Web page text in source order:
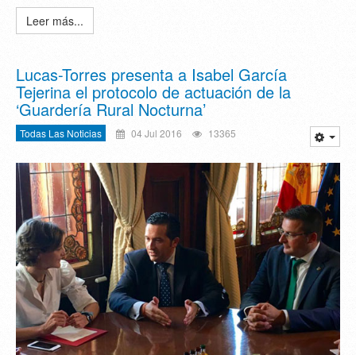
Leer más...
Lucas-Torres presenta a Isabel García
Tejerina el protocolo de actuación de la
‘Guardería Rural Nocturna’
Todas Las Noticias 04 Jul 2016 13365